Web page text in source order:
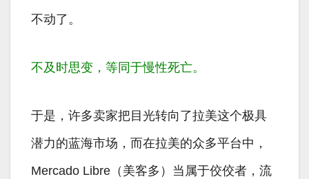
不动了。
不及时思变，等同于慢性死亡。
于是，许多卖家把目光转向了拉美这个极具
潜力的蓝海市场，而在拉美的众多平台中，
Mercado Libre（美客多）当属于佼佼者，流